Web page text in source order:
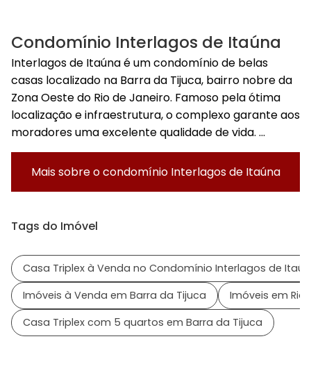
Condomínio Interlagos de Itaúna
Interlagos de Itaúna é um condomínio de belas
casas localizado na Barra da Tijuca, bairro nobre da
Zona Oeste do Rio de Janeiro. Famoso pela ótima
localização e infraestrutura, o complexo garante aos
moradores uma excelente qualidade de vida. ...
Mais sobre o condomínio Interlagos de Itaúna
Tags do Imóvel
Casa Triplex à Venda no Condomínio Interlagos de
Imóveis à Venda em Barra da Tijuca
Imóveis em Rio
Casa Triplex com 5 quartos em Barra da Tijuca